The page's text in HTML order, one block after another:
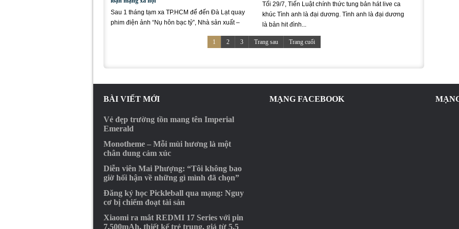
Sau 1 tháng tạm xa TP.HCM để đến Đà Lạt quay
phim điện ảnh “Nụ hôn bạc tỷ”, Nhà sản xuất –
Tối 29/7, Tiến Luật chính thức tung bản hát live ca
khúc Tình anh là đại dương. Tình anh là đại dương
là bản hit đình...
1 2 3 Trang sau Trang cuối
BÀI VIẾT MỚI
Vẻ đẹp trường tồn mang tên Imperial
Emerald
Monotheme – Mỗi mùi hương là một
chân dung cảm xúc
Diễn viên Mai Phượng: “Tôi không bao
giờ hối hận về những gì mình đã chọn”
Đăng ký học Pickleball qua mạng: Nguy
cơ bị chiếm đoạt tài sản
Xiaomi ra mắt REDMI 17 Series với pin
7.500mAh, thiết kế trẻ trung, giá từ 5,5
MẠNG FACEBOOK